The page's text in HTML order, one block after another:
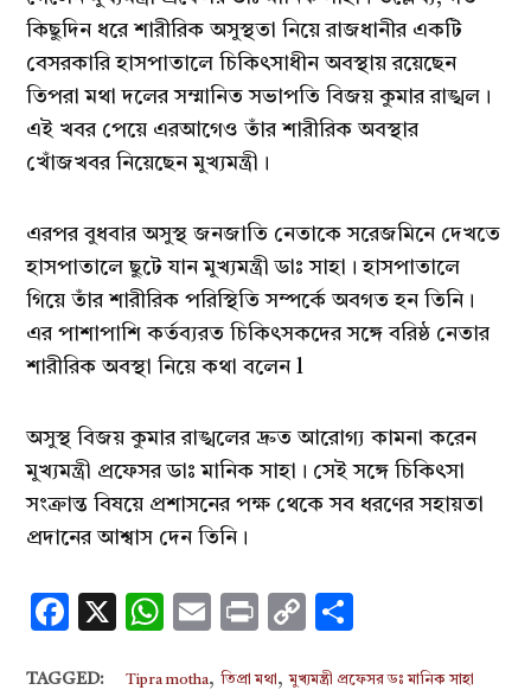
কিছুদিন ধরে শারীরিক অসুস্থতা নিয়ে রাজধানীর একটি
বেসরকারি হাসপাতালে চিকিৎসাধীন অবস্থায় রয়েছেন
তিপরা মথা দলের সম্মানিত সভাপতি বিজয় কুমার রাঙ্খল।
এই খবর পেয়ে এরআগেও তাঁর শারীরিক অবস্থার
খোঁজখবর নিয়েছেন মুখ্যমন্ত্রী।
এরপর বুধবার অসুস্থ জনজাতি নেতাকে সরেজমিনে দেখতে
হাসপাতালে ছুটে যান মুখ্যমন্ত্রী ডাঃ সাহা। হাসপাতালে
গিয়ে তাঁর শারীরিক পরিস্থিতি সম্পর্কে অবগত হন তিনি।
এর পাশাপাশি কর্তব্যরত চিকিৎসকদের সঙ্গে বরিষ্ঠ নেতার
শারীরিক অবস্থা নিয়ে কথা বলেন l
অসুস্থ বিজয় কুমার রাঙ্খলের দ্রুত আরোগ্য কামনা করেন
মুখ্যমন্ত্রী প্রফেসর ডাঃ মানিক সাহা। সেই সঙ্গে চিকিৎসা
সংক্রান্ত বিষয়ে প্রশাসনের পক্ষ থেকে সব ধরণের সহায়তা
প্রদানের আশ্বাস দেন তিনি।
Facebook
X WhatsApp
EmailPrintCopy
TAGGED: Tipra motha,তিপ্রা মথা ,মুখ্যমন্ত্রী প্রফেসর ডঃ মানিক সাহা